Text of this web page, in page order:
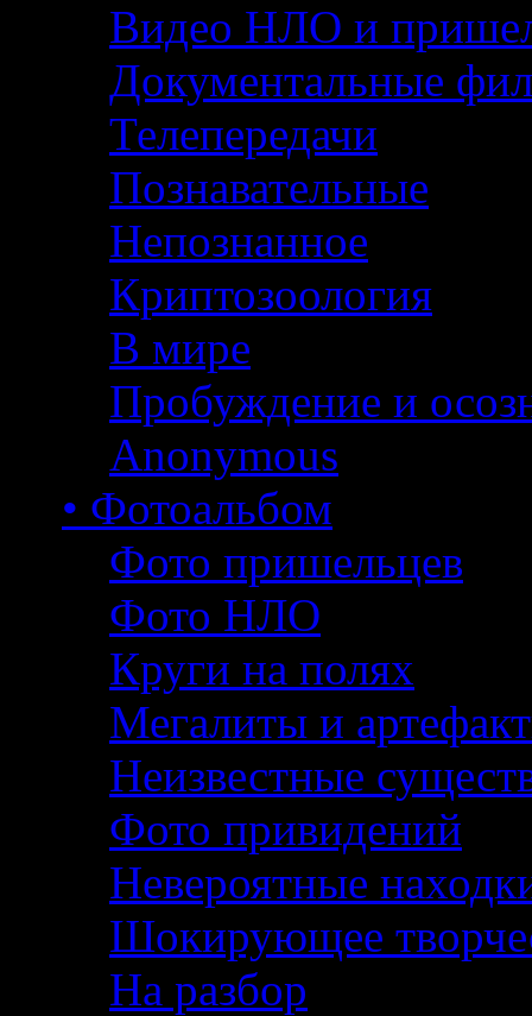
Видео НЛО и
Документальные
Телепередачи
Познавательные
Непознанное
Криптозоология
В мире
Пробуждение и
Anonymous
• Фотоальбом
Фото пришельцев
Фото НЛО
Круги на полях
Мегалиты и
Неизвестные
Фото привидений
Невероятные
Шокирующее
На разбор